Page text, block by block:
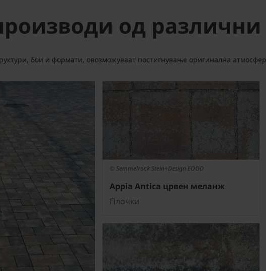
од
бои и формати, овозможуваат постигнување оригинална
© Semmelrock Stein+Design EOOD
Appia Antica црвен меланж
Плочки